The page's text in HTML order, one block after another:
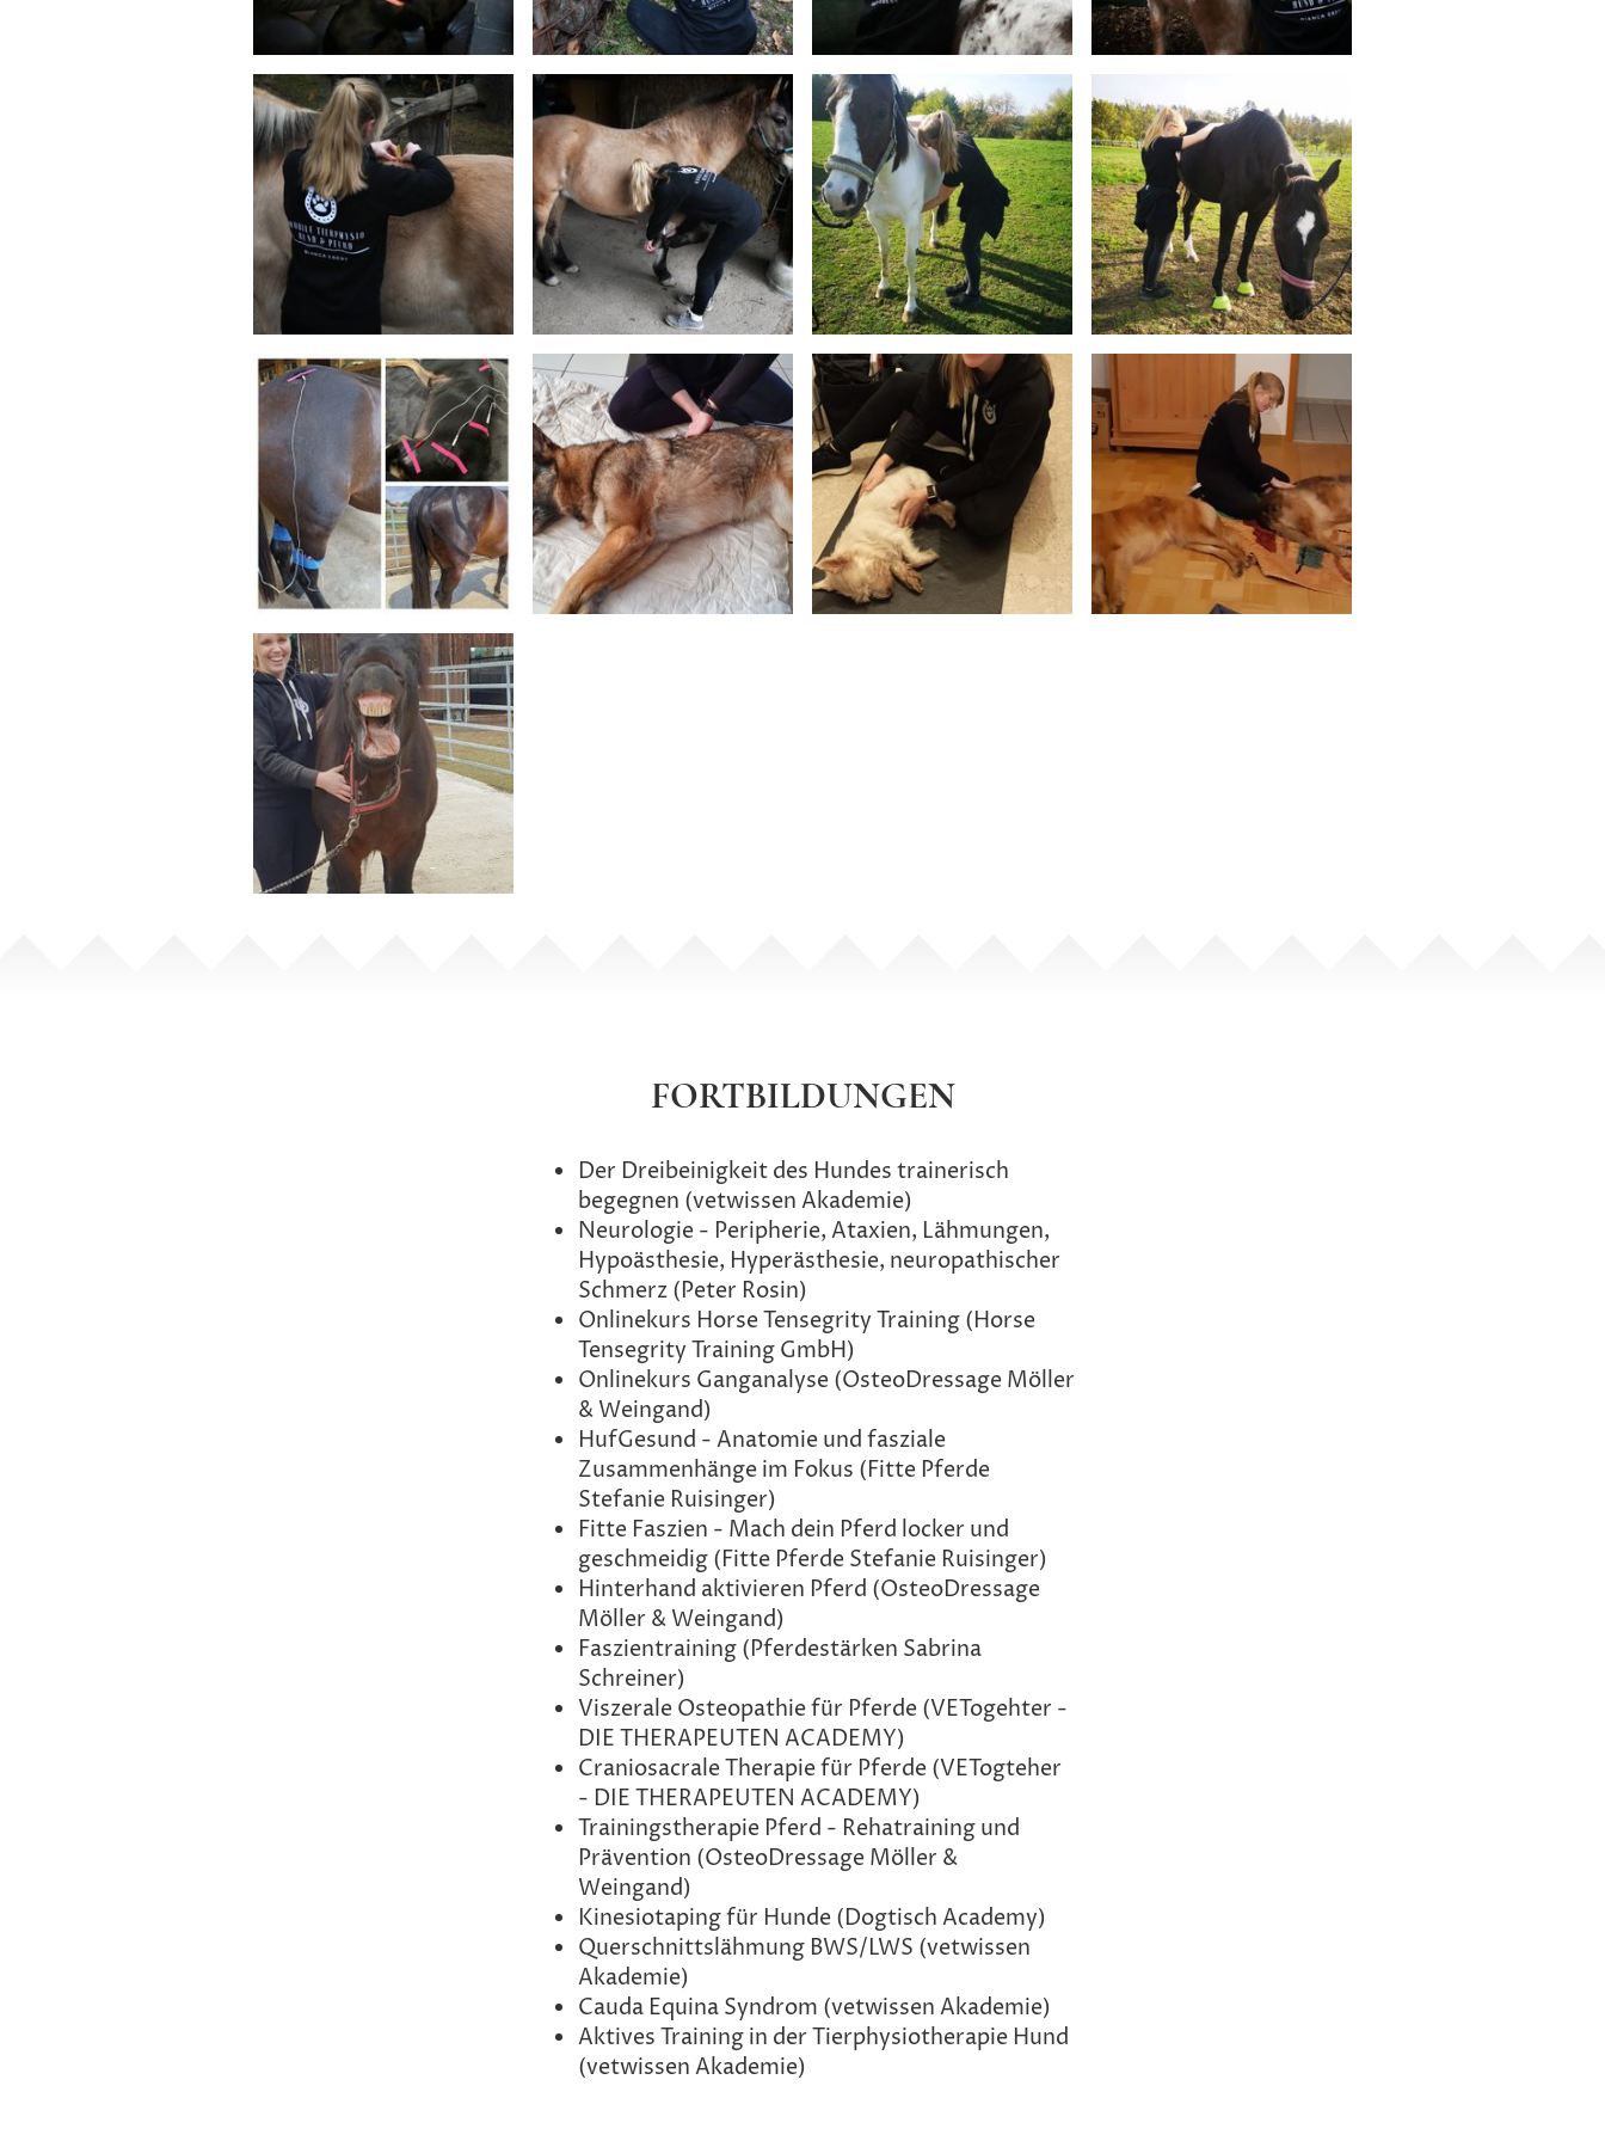
FORTBILDUNGEN
Der Dreibeinigkeit des Hundes trainerisch
begegnen (vetwissen Akademie)
Neurologie - Peripherie, Ataxien, Lähmungen,
Hypoästhesie, Hyperästhesie, neuropathischer
Schmerz (Peter Rosin)
Onlinekurs Horse Tensegrity Training (Horse
Tensegrity Training GmbH)
Onlinekurs Ganganalyse (OsteoDressage Möller
& Weingand)
HufGesund - Anatomie und fasziale
Zusammenhänge im Fokus (Fitte Pferde
Stefanie Ruisinger)
Fitte Faszien - Mach dein Pferd locker und
geschmeidig (Fitte Pferde Stefanie Ruisinger)
Hinterhand aktivieren Pferd (OsteoDressage
Möller & Weingand)
Faszientraining (Pferdestärken Sabrina
Schreiner)
Viszerale Osteopathie für Pferde (VETogehter -
DIE THERAPEUTEN ACADEMY)
Craniosacrale Therapie für Pferde (VETogteher
- DIE THERAPEUTEN ACADEMY)
Trainingstherapie Pferd - Rehatraining und
Prävention (OsteoDressage Möller &
Weingand)
Kinesiotaping für Hunde (Dogtisch Academy)
Querschnittslähmung BWS/LWS (vetwissen
Akademie)
Cauda Equina Syndrom (vetwissen Akademie)
Aktives Training in der Tierphysiotherapie Hund
(vetwissen Akademie)